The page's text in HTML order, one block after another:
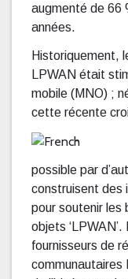
augmenté de 66
années.
Historiquement,
LPWAN était
mobile (MNO) ;
cette récente
possible par
construisent des
pour soutenir les
objets
fournisseurs de
communautaires